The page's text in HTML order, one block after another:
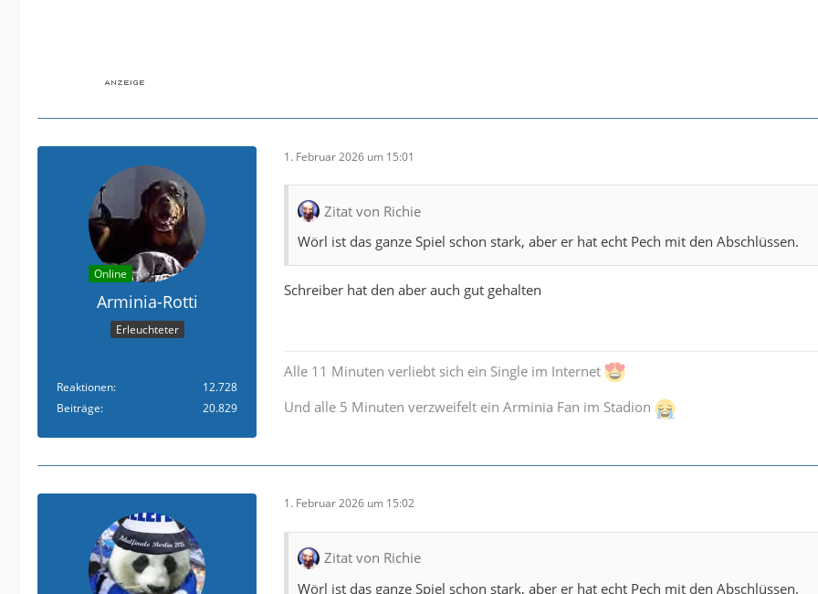
Online
Arminia-Rotti
Erleuchteter
Reaktionen
12.728
Beiträge
20.829
1. Februar 2026 um 15:01
Zitat von Richie
Wörl ist das ganze Spiel schon stark, aber er hat echt Pech mit den Abschlüssen.
Schreiber hat den aber auch gut gehalten
Alle 11 Minuten verliebt sich ein Single im Internet
Und alle 5 Minuten verzweifelt ein Arminia Fan im Stadion
1. Februar 2026 um 15:02
Zitat von Richie
Wörl ist das ganze Spiel schon stark, aber er hat echt Pech mit den Abschlüssen.